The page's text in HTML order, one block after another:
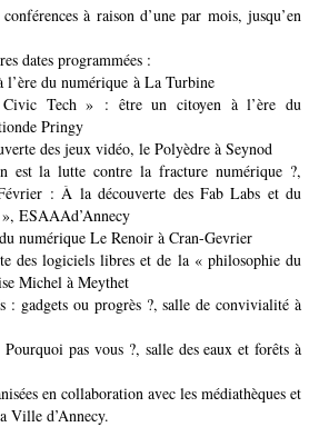
à raison d’une par mois, jusqu’en
dates programmées :
l’ère du numérique à La Turbine
Tech » : être un citoyen à l’ère du
Pringy
des jeux vidéo, le Polyèdre à Seynod
est la lutte contre la fracture numérique ?,
: À la découverte des Fab Labs et du
ESAAAd’Annecy
numérique Le Renoir à Cran-Gevrier
des logiciels libres et de la « philosophie du
Michel à Meythet
: gadgets ou progrès ?, salle de convivialité à
pas vous ?, salle des eaux et forêts à
en collaboration avec les médiathèques et
Ville d’Annecy.